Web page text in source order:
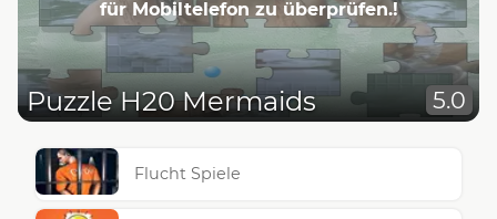
für Mobiltelefon zu überprüfen.!
Puzzle H20 Mermaids 5.0
Flucht Spiele